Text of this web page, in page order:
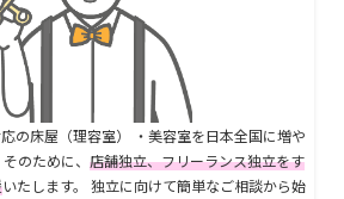
の床屋（理容室） ・美容室を日本全国に増や
のために、 店舗独立、フリーランス独立をす
いたします。 独立に向けて簡単なご相談から始